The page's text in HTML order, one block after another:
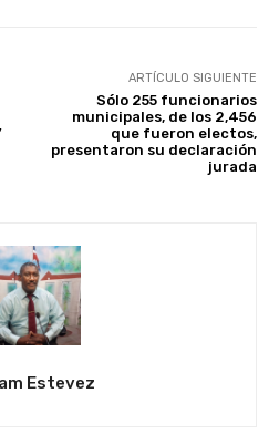
ARTÍCULO SIGUIENTE
Sólo 255 funcionarios
municipales, de los 2,456
que fueron electos,
presentaron su declaración
jurada
Estevez